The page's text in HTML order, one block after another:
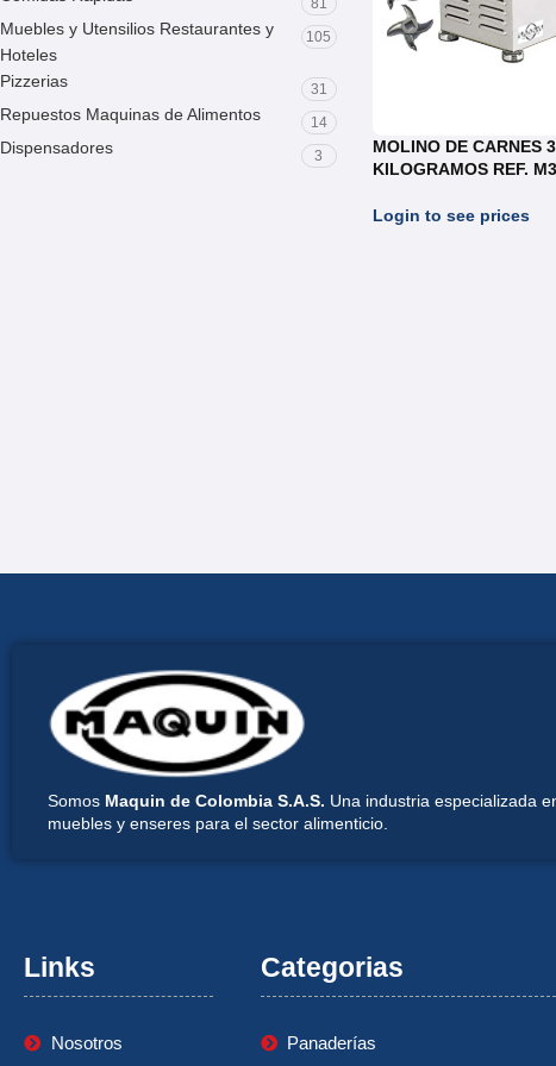
81
Muebles y Utensilios Restaurantes y
Hoteles
105
Pizzerias 31
Repuestos Maquinas de Alimentos 14
Dispensadores 3
MOLINO DE CARNES
KILOGRAMOS REF.
Login to see prices
Somos Maquin de Colombia S.A.S. Una industria especializada
muebles y enseres para el sector alimenticio.
Links
Nosotros
Categorias
Panaderías